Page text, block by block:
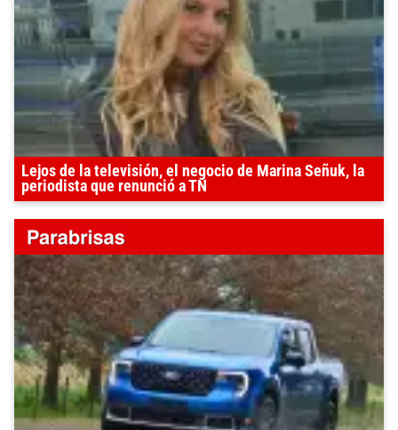
Lejos de la televisión, el negocio de Marina Señuk, la
periodista que renunció a TN